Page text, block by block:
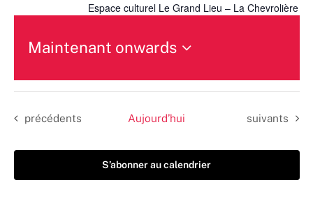
Espace culturel Le Grand Lieu – La Chevrolière
Maintenant onwards
une
date.
Évènements
précédents Aujourd’hui Évènements
suivants
S’abonner au calendrier